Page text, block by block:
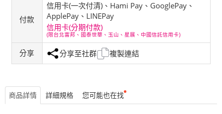
付款
信用卡(一次付清)、Hami Pay、GooglePay、
ApplePay、LINEPay
信用卡(分期付款)
(限台北富邦、國泰世華、玉山、星展、中國信託信用卡)
分享 分享至社群 複製連結
商品詳情 詳細規格 您可能也在找